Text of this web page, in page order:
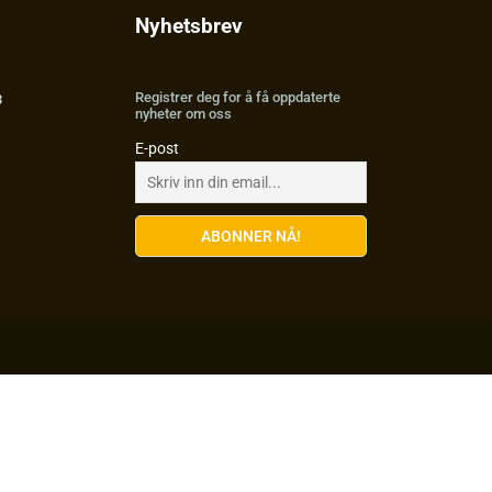
Nyhetsbrev
Registrer deg for å få oppdaterte
nyheter om oss
E-post